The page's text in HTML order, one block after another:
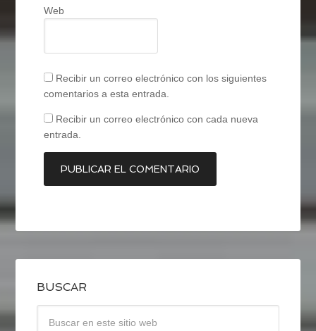
Web
Recibir un correo electrónico con los siguientes
comentarios a esta entrada.
Recibir un correo electrónico con cada nueva
entrada.
BUSCAR